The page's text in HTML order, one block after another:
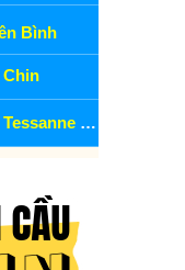
Bình
Chin
Tessanne Chin